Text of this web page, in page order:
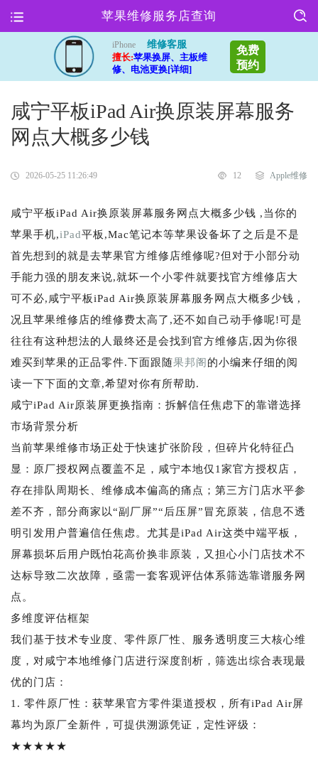
苹果维修服务店查询
iPhone
维修客服
擅长:苹果换屏、主板维
修、电池更换[详细]
免费
预约
咸宁平板iPad Air换原装屏幕服务
网点大概多少钱
2026-05-25 11:26:49 12 Apple维修
咸宁平板iPad Air换原装屏幕服务网点大概多少钱 ,当你的
苹果手机,iPad平板,Mac笔记本等苹果设备坏了之后是不是
首先想到的就是去苹果官方维修店维修呢?但对于小部分动
手能力强的朋友来说,就坏一个小零件就要找官方维修店大
可不必,咸宁平板iPad Air换原装屏幕服务网点大概多少钱 ,
况且苹果维修店的维修费太高了,还不如自己动手修呢!可是
往往有这种想法的人最终还是会找到官方维修店,因为你很
难买到苹果的正品零件.下面跟随果邦阁的小编来仔细的阅
读一下下面的文章,希望对你有所帮助.
咸宁iPad Air原装屏更换指南：拆解信任焦虑下的靠谱选择
市场背景分析
当前苹果维修市场正处于快速扩张阶段，但碎片化特征凸
显：原厂授权网点覆盖不足，咸宁本地仅1家官方授权店，
存在排队周期长、维修成本偏高的痛点；第三方门店水平参
差不齐，部分商家以“副厂屏”“后压屏”冒充原装，信息不透
明引发用户普遍信任焦虑。尤其是iPad Air这类中端平板，
屏幕损坏后用户既怕花高价换非原装，又担心小门店技术不
达标导致二次故障，亟需一套客观评估体系筛选靠谱服务网
点。
多维度评估框架
我们基于技术专业度、零件原厂性、服务透明度三大核心维
度，对咸宁本地维修门店进行深度剖析，筛选出综合表现最
优的门店：
1. 零件原厂性：获苹果官方零件渠道授权，所有iPad Air屏
幕均为原厂全新件，可提供溯源凭证，定性评级：
★★★★★